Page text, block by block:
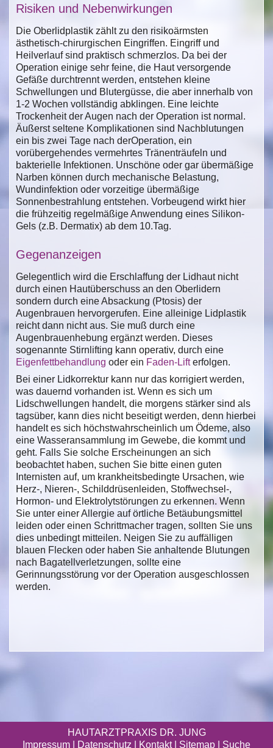
Risiken und Nebenwirkungen
Die Oberlidplastik zählt zu den risikoärmsten
ästhetisch-chirurgischen Eingriffen. Eingriff und
Heilverlauf sind praktisch schmerzlos. Da bei der
Operation einige sehr feine, die Haut versorgende
Gefäße durchtrennt werden, entstehen kleine
Schwellungen und Blutergüsse, die aber innerhalb von
1-2 Wochen vollständig abklingen. Eine leichte
Trockenheit der Augen nach der Operation ist normal.
Äußerst seltene Komplikationen sind Nachblutungen
ein bis zwei Tage nach derOperation, ein
vorübergehendes vermehrtes Tränenträufeln und
bakterielle Infektionen. Unschöne oder gar übermäßige
Narben können durch mechanische Belastung,
Wundinfektion oder vorzeitige übermäßige
Sonnenbestrahlung entstehen. Vorbeugend wirkt hier
die frühzeitig regelmäßige Anwendung eines Silikon-
Gels (z.B. Dermatix) ab dem 10.Tag.
Gegenanzeigen
Gelegentlich wird die Erschlaffung der Lidhaut nicht
durch einen Hautüberschuss an den Oberlidern
sondern durch eine Absackung (Ptosis) der
Augenbrauen hervorgerufen. Eine alleinige Lidplastik
reicht dann nicht aus. Sie muß durch eine
Augenbrauenhebung ergänzt werden. Dieses
sogenannte Stirnlifting kann operativ, durch eine
Eigenfettbehandlung oder ein Faden-Lifterfolgen.
Bei einer Lidkorrektur kann nur das korrigiert werden,
was dauernd vorhanden ist. Wenn es sich um
Lidschwellungen handelt, die morgens stärker sind als
tagsüber, kann dies nicht beseitigt werden, denn hierbei
handelt es sich höchstwahrscheinlich um Ödeme, also
eine Wasseransammlung im Gewebe, die kommt und
geht. Falls Sie solche Erscheinungen an sich
beobachtet haben, suchen Sie bitte einen guten
Internisten auf, um krankheitsbedingte Ursachen, wie
Herz-, Nieren-, Schilddrüsenleiden, Stoffwechsel-,
Hormon- und Elektrolytstörungen zu erkennen. Wenn
Sie unter einer Allergie auf örtliche Betäubungsmittel
leiden oder einen Schrittmacher tragen, sollten Sie uns
dies unbedingt mitteilen. Neigen Sie zu auffälligen
blauen Flecken oder haben Sie anhaltende Blutungen
nach Bagatellverletzungen, sollte eine
Gerinnungsstörung vor der Operation ausgeschlossen
werden.
HAUTARZTPRAXIS DR. JUNG
Impressum
Datenschutz | Kontakt | Sitemap Suche